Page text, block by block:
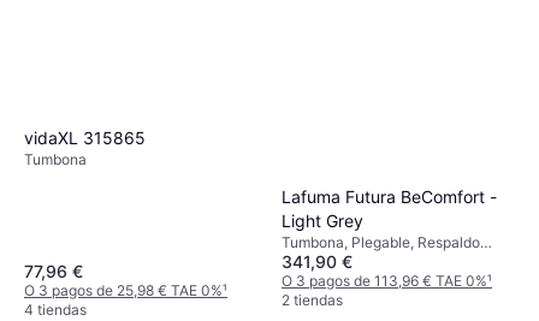
vidaXL 315865
Tumbona
77,96 €
O 3 pagos de 25,98 € TAE 0%¹
4 tiendas
Lafuma Futura BeComfort -
Light Grey
Tumbona, Plegable, Respaldo
Ajustable, Cojín de asiento
341,90 €
O 3 pagos de 113,96 € TAE 0%¹
2 tiendas